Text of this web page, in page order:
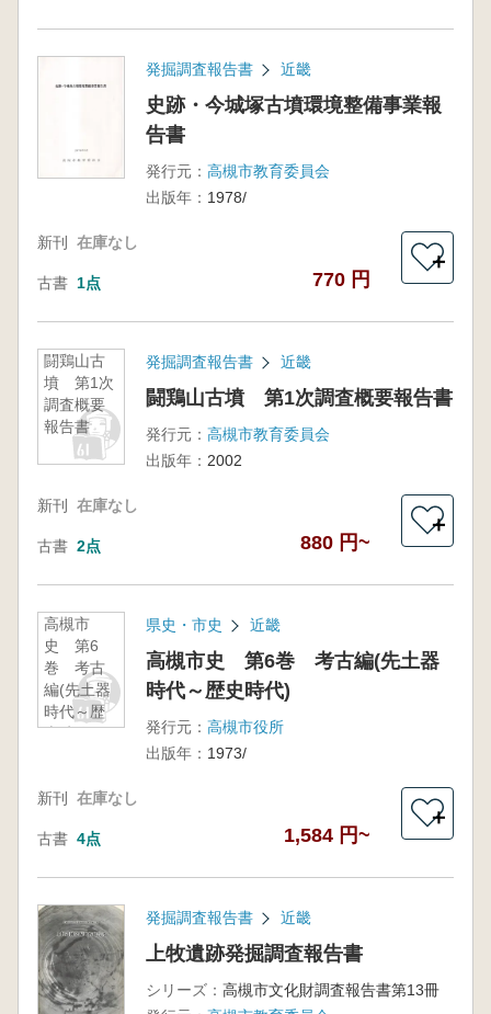
発掘調査報告書 近畿
史跡・今城塚古墳環境整備事業報
告書
発行元： 高槻市教育委員会
出版年： 1978/
新刊 在庫なし
古書 1点 770 円
＋
闘鶏山古
墳 第1次
調査概要
報告書
発掘調査報告書 近畿
闘鶏山古墳 第1次調査概要報告書
発行元： 高槻市教育委員会
出版年： 2002
新刊 在庫なし
古書 2点 880 円~
＋
高槻市
史 第6
巻 考古
編(先土器
時代～歴
史時代)
県史・市史 近畿
高槻市史 第6巻 考古編(先土器
時代～歴史時代)
発行元： 高槻市役所
出版年： 1973/
新刊 在庫なし
古書 4点 1,584 円~
＋
発掘調査報告書 近畿
上牧遺跡発掘調査報告書
シリーズ： 高槻市文化財調査報告書第13冊